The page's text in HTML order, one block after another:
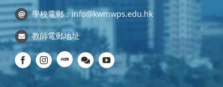
學校電郵： info@kwmwps.edu.hk
教師電郵地址